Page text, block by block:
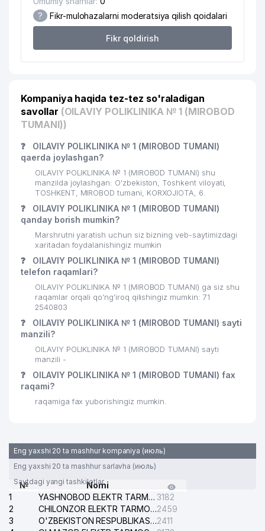
20 INDIGOS MAX MChJ 510 м
GIPROSTROYMOST MChJ
EAST STARK-TV XUSUSIY
23 O'ZDONMAHSULOT AJ
24 BAHTSIZ HODISALAR BYUROSI
25
ADLEKS-ADVOKAT ADVOKATLIK
FIRMASI
595 м
26 ANGELS FOOD HOLDING MChJ 611 м
28
QISHLOQ QURILISH BANK ATB
TOSHKENT SHAHRI MINTAQAVIY
FILIALI
618 м
29 GLOBAL LOGISTICS SYSTEMS MChJ
30 INAGOMOV MILLIY TAOMLARI MChJ 630 м
31 BRONUS MChJ 670 м
32
VAKOLATXONA
678 м
33
KRON TELEKOM NETVORK XUSUSIY
KORXONASI
680 м
36
BERLIN-CHEMIE MENARINI GROUP
VAKOLATXONA
729 м
ADVERTISING GUIDE MChJ
GIZA FASHION HOUSE MChJ
? Fikr-mulohazalarni moderatsiya qilish qoidalari
Fikr qoldirish
Kompaniya haqida tez-tez so'raladigan
savollar (OILAVIY POLIKLINIKA № 1 (MIROBOD
TUMANI))
❓
OILAVIY POLIKLINIKA № 1 (MIROBOD TUMANI)
qaerda joylashgan?
OILAVIY POLIKLINIKA № 1 (MIROBOD TUMANI) shu
manzilda joylashgan: O'zbekiston, Toshkent viloyati,
TOSHKENT, MIROBOD tumani, KORXOJIOTA, 6.
❓
OILAVIY POLIKLINIKA № 1 (MIROBOD TUMANI)
qanday borish mumkin?
Marshrutni yaratish uchun siz bizning veb-saytimizdagi
xaritadan foydalanishingiz mumkin
❓
OILAVIY POLIKLINIKA № 1 (MIROBOD TUMANI)
telefon raqamlari?
OILAVIY POLIKLINIKA № 1 (MIROBOD TUMANI) ga siz shu
raqamlar orqali qo’ng’iroq qilishingiz mumkin: 71
2540803
❓
OILAVIY POLIKLINIKA № 1 (MIROBOD TUMANI) sayti
manzili?
OILAVIY POLIKLINIKA № 1 (MIROBOD TUMANI) sayti
manzili -
❓
OILAVIY POLIKLINIKA № 1 (MIROBOD TUMANI) fax
raqami?
raqamiga fax yuborishingiz mumkin.
Eng yaxshi 20 ta mashhur kompaniya (июль)
Eng yaxshi 20 ta mashhur sarlavha (июль)
Saytdagi yangi tashkilotlar
№
Nomi
1
YASHNOBOD ELEKTR TARMOG'I NOSOZLIKLARI XIZMATI 3182
2
CHILONZOR ELEKTR TARMOG'I NOSOZLIK XIZMATI2459
3
O'ZBEKISTON RESPUBLIKASI BOSH PROKURATURASI ISHONCH TELEFONI2411